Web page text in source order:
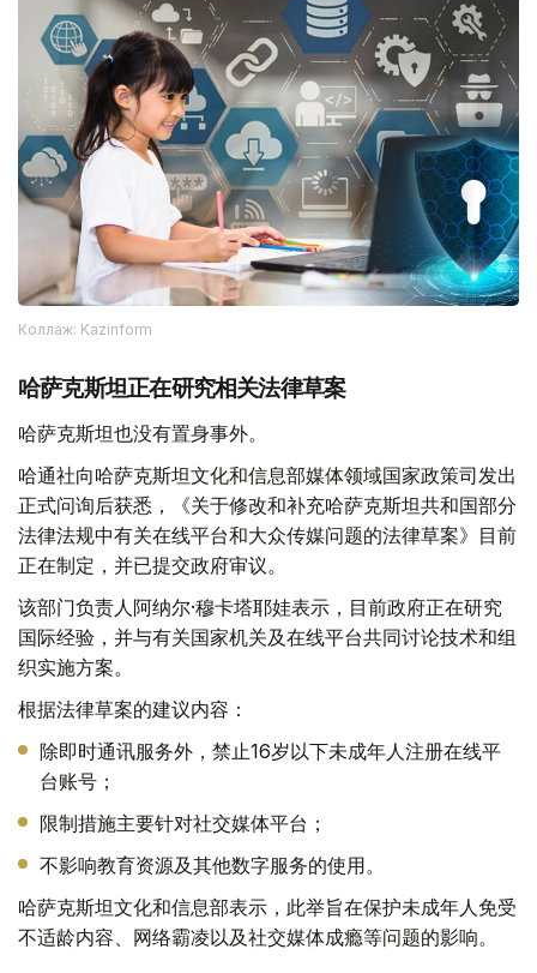
Коллаж: Kazinform
哈萨克斯坦正在研究相关法律草案
哈萨克斯坦也没有置身事外。
哈通社向哈萨克斯坦文化和信息部媒体领域国家政策司发出
正式问询后获悉，《关于修改和补充哈萨克斯坦共和国部分
法律法规中有关在线平台和大众传媒问题的法律草案》目前
正在制定，并已提交政府审议。
该部门负责人阿纳尔·穆卡塔耶娃表示，目前政府正在研究
国际经验，并与有关国家机关及在线平台共同讨论技术和组
织实施方案。
根据法律草案的建议内容：
除即时通讯服务外，禁止16岁以下未成年人注册在线平
台账号；
限制措施主要针对社交媒体平台；
不影响教育资源及其他数字服务的使用。
哈萨克斯坦文化和信息部表示，此举旨在保护未成年人免受
不适龄内容、网络霸凌以及社交媒体成瘾等问题的影响。